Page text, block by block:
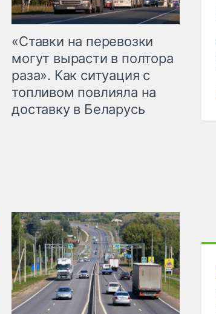
«Ставки на перевозки
могут вырасти в полтора
раза». Как ситуация с
топливом повлияла на
доставку в Беларусь